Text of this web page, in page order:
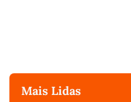
Mais Lidas